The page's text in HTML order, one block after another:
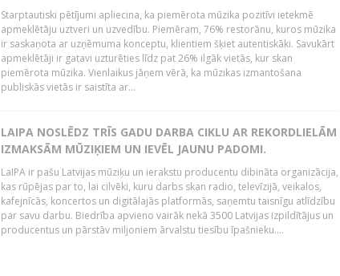
Starptautiski pētījumi apliecina, ka piemērota mūzika pozitīvi ietekmē
apmeklētāju uztveri un uzvedību. Piemēram, 76% restorānu, kuros mūzika
ir saskaņota ar uzņēmuma konceptu, klientiem šķiet autentiskāki. Savukārt
apmeklētāji ir gatavi uzturēties līdz pat 26% ilgāk vietās, kur skan
piemērota mūzika. Vienlaikus jāņem vērā, ka mūzikas izmantošana
publiskās vietās ir saistīta ar...
LAIPA NOSLĒDZ TRĪS GADU DARBA CIKLU AR REKORDLIELĀM
IZMAKSĀM MŪZIĶIEM UN IEVĒL JAUNU PADOMI.
LaIPA ir pašu Latvijas mūziķu un ierakstu producentu dibināta organizācija,
kas rūpējas par to, lai cilvēki, kuru darbs skan radio, televīzijā, veikalos,
kafejnīcās, koncertos un digitālajās platformās, saņemtu taisnīgu atlīdzību
par savu darbu. Biedrība apvieno vairāk nekā 3500 Latvijas izpildītājus un
producentus un pārstāv miljoniem ārvalstu tiesību īpašnieku....